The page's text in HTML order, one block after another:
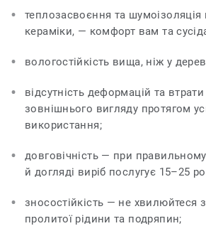
теплозасвоєння та шумоізоляція
кераміки, — комфорт вам та
вологостійкість вища, ніж у
відсутність деформацій та
зовнішнього вигляду протягом
використання;
довговічність — при правильному
й догляді виріб послугує 15–25
зносостійкість — не хвилюйтеся
пролитої рідини та подряпин;